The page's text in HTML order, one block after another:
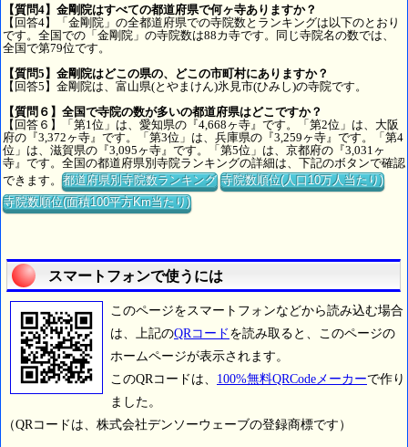
【質問4】金剛院はすべての都道府県で何ヶ寺ありますか？
【回答4】「金剛院」の全都道府県での寺院数とランキングは以下のとおり
です。全国での「金剛院」の寺院数は88カ寺です。同じ寺院名の数では、
全国で第79位です。
【質問5】金剛院はどこの県の、どこの市町村にありますか？
【回答5】金剛院は、富山県(とやまけん)氷見市(ひみし)の寺院です。
【質問６】全国で寺院の数が多いの都道府県はどこですか？
【回答６】「第1位」は、愛知県の『4,668ヶ寺』です。「第2位」は、大阪
府の『3,372ヶ寺』です。「第3位」は、兵庫県の『3,259ヶ寺』です。「第4
位」は、滋賀県の『3,095ヶ寺』です。「第5位」は、京都府の『3,031ヶ
寺』です。全国の都道府県別寺院ランキングの詳細は、下記のボタンで確認
できます。都道府県別寺院数ランキング 寺院数順位(人口10万人当たり)
寺院数順位(面積100平方Km当たり)
スマートフォンで使うには
このページをスマートフォンなどから読み込む場合
は、上記のQRコード を読み取ると、このページの
ホームページが表示されます。
このQRコードは、 100%無料QRCodeメーカーで作り
ました。
（QRコードは、株式会社デンソーウェーブの登録商標です）